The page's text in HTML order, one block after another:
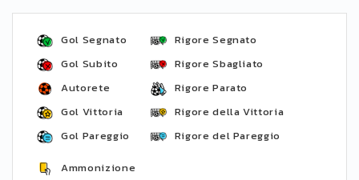
Gol Segnato
Gol Subito
Autorete
Gol Vittoria
Gol Pareggio
Rigore Segnato
Rigore Sbagliato
Rigore Parato
Rigore della Vittoria
Rigore del Pareggio
Ammonizione